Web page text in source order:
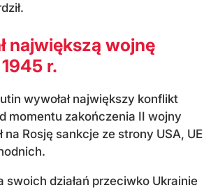
największą wojnę
r.
wywołał największy konflikt
momentu zakończenia II wojny
na Rosję sankcje ze strony USA, UE
swoich działań przeciwko Ukrainie